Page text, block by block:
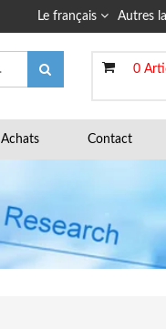
Autres
Le français
0
Achats Contact